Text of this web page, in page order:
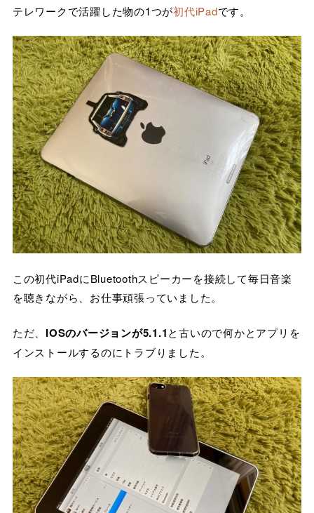
テレワークで活躍した物の1つが初代iPadです。
この初代iPadにBluetoothスピーカーを接続して毎日音楽
を聴きながら、お仕事頑張っていました。
ただ、 IOSのバージョンが5.1.1と古いので何かとアプリを
インストールするのにトラブりました。